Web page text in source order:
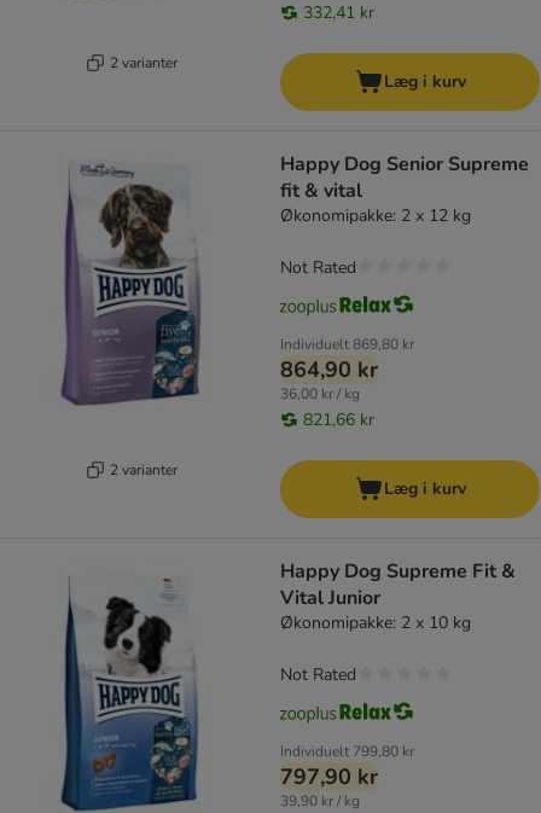
2 varianter
332,41 kr
Læg i kurv
2 varianter
Happy Dog Senior Supreme
fit & vital
Økonomipakke: 2 x 12 kg
Individuelt869,80 kr
864,90 kr
36,00 kr / kg
821,66 kr
Not Rated
Læg i kurv
Happy Dog Supreme Fit &
Vital Junior
Økonomipakke: 2 x 10 kg
Individuelt 799,80 kr
797,90 kr
39,90 kr / kg
Not Rated